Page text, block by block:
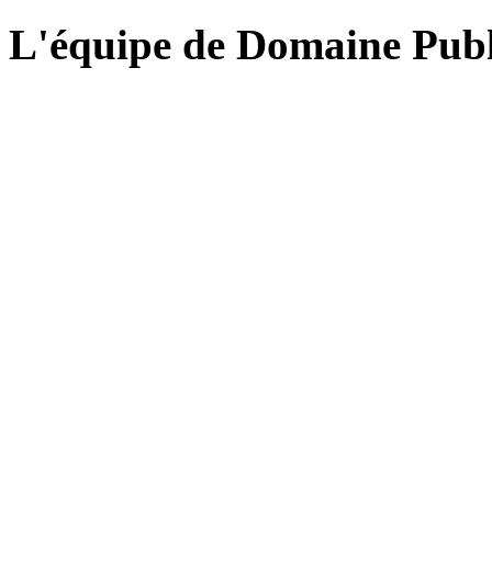
L'équipe de Domaine